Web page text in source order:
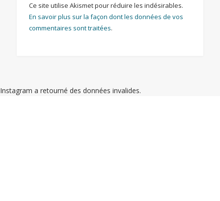
Ce site utilise Akismet pour réduire les indésirables.
En savoir plus sur la façon dont les données de vos
commentaires sont traitées.
Instagram a retourné des données invalides.